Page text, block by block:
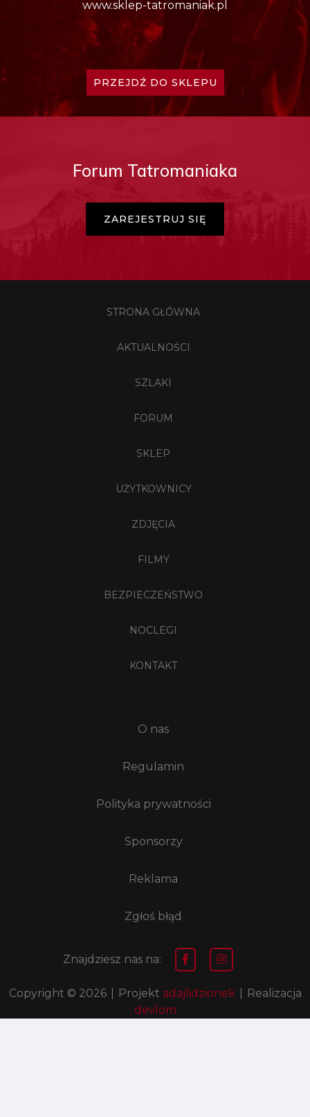
www.sklep-tatromaniak.pl
PRZEJDŹ DO SKLEPU
Forum Tatromaniaka
ZAREJESTRUJ SIĘ
STRONA GŁÓWNA
AKTUALNOŚCI
SZLAKI
FORUM
SKLEP
UŻYTKOWNICY
ZDJĘCIA
FILMY
BEZPIECZEŃSTWO
NOCLEGI
KONTAKT
O nas
Regulamin
Polityka prywatności
Sponsorzy
Reklama
Zgłoś błąd
Znajdziesz nas na:
Copyright © 2026 Projekt adajlidzionek
Realizacja
devlom